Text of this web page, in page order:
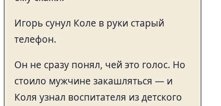
Игорь сунул Коле в руки старый
телефон.
Он не сразу понял, чей это голос. Но
стоило мужчине закашляться — и
Коля узнал воспитателя из детского